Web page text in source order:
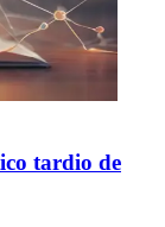
tardio de